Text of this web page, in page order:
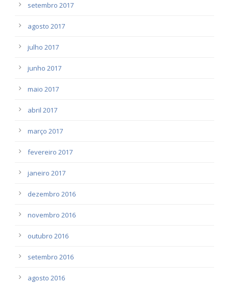
setembro 2017
agosto 2017
julho 2017
junho 2017
maio 2017
abril 2017
março 2017
fevereiro 2017
janeiro 2017
dezembro 2016
novembro 2016
outubro 2016
setembro 2016
agosto 2016